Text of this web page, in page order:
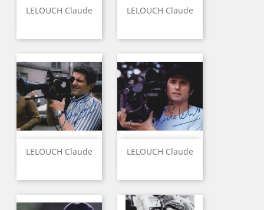
LELOUCH Claude LELOUCH Claude
LELOUCH Claude LELOUCH Claude